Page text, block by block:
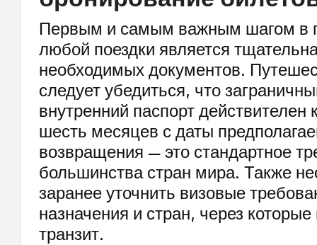
Первым и самым важным шагом в
любой поездки является
необходимых документов.
следует убедиться, что
внутренний паспорт
шесть месяцев с даты
возвращения — это стандартное
большинства стран мира. Также
заранее уточнить визовые
назначения и стран, через
транзит.